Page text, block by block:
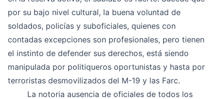
por su bajo nivel cultural, la buena voluntad de
soldados, policías y suboficiales, quienes con
contadas excepciones son profesionales, pero tienen
el instinto de defender sus derechos, está siendo
manipulada por politiqueros oportunistas y hasta por
terroristas desmovilizados del M-19 y las Farc.
La notoria ausencia de oficiales de todos los